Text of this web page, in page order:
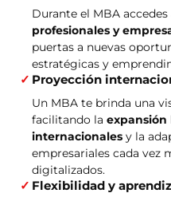
Durante el MBA accedes
profesionales y
puertas a nuevas
estratégicas y
Proyección
Un MBA te brinda una
facilitando la expansión
internacionales y la
empresariales cada vez
digitalizados.
Flexibilidad y